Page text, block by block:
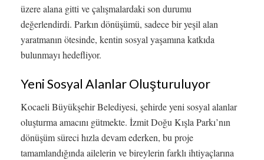
üzere alana gitti ve çalışmalardaki son durumu
değerlendirdi. Parkın dönüşümü, sadece bir yeşil alan
yaratmanın ötesinde, kentin sosyal yaşamına katkıda
bulunmayı hedefliyor.
Yeni Sosyal Alanlar Oluşturuluyor
Kocaeli Büyükşehir Belediyesi, şehirde yeni sosyal alanlar
oluşturma amacını gütmekte. İzmit Doğu Kışla Parkı’nın
dönüşüm süreci hızla devam ederken, bu proje
tamamlandığında ailelerin ve bireylerin farklı ihtiyaçlarına